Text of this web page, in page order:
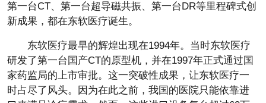
第一台CT、第一台超导磁共振、第一台DR等里程碑式创
新成果，都在东软医疗诞生。
东软医疗最早的辉煌出现在1994年。当时东软医疗
研发了第一台国产CT的原型机，并在1997年正式通过国
家药监局的上市审批。这一突破性成果，让东软医疗一
时占尽了风头。因为在此之前，我国的医院只能依靠进